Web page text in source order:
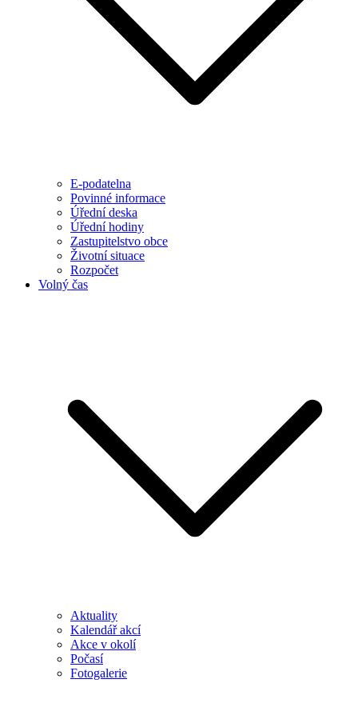
E-podatelna
Povinné informace
Úřední deska
Úřední hodiny
Zastupitelstvo obce
Životní situace
Rozpočet
Volný čas
Aktuality
Kalendář akcí
Akce v okolí
Počasí
Fotogalerie